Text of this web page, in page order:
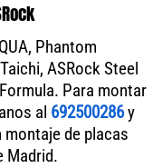
Phantom
ASRock Steel
Para montar
al 692500286y
de placas
Madrid.